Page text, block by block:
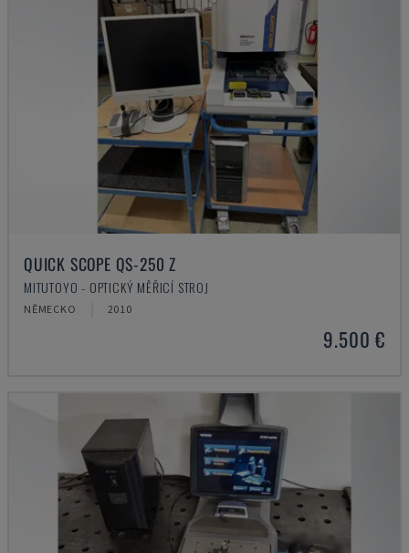
QUICK SCOPE QS-250 Z
MITUTOYO - OPTICKÝ MĚŘICÍ STROJ
NĚMECKO 2010
9.500 €